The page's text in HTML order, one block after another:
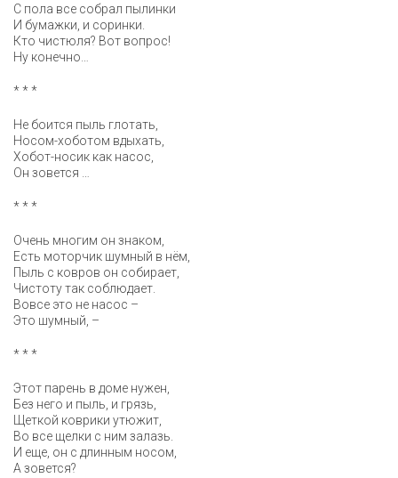
С пола все собрал пылинки
И бумажки, и соринки.
Кто чистюля? Вот вопрос!
Ну конечно…
* * *
Не боится пыль глотать,
Носом-хоботом вдыхать,
Хобот-носик как насос,
Он зовется …
* * *
Очень многим он знаком,
Есть моторчик шумный в нём,
Пыль с ковров он собирает,
Чистоту так соблюдает.
Вовсе это не насос –
Это шумный, –
* * *
Этот парень в доме нужен,
Без него и пыль, и грязь,
Щеткой коврики утюжит,
Во все щелки с ним залазь.
И еще, он с длинным носом,
А зовется?